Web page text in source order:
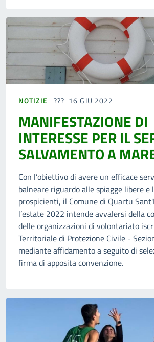
NOTIZIE 16 GIU 2022
MANIFESTAZIONE DI
INTERESSE PER IL
SALVAMENTO A
Con l’obiettivo di avere un efficace
balneare riguardo alle spiagge libere e
prospicienti, il Comune di Quartu
l’estate 2022 intende avvalersi della
delle organizzazioni di volontariato
Territoriale di Protezione Civile -
mediante affidamento a seguito di
firma di apposita convenzione.